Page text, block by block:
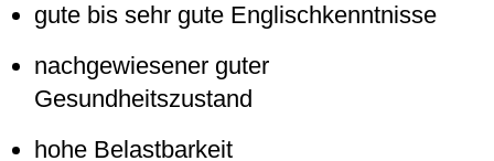
gute bis sehr gute Englischkenntnisse
nachgewiesener guter
Gesundheitszustand
hohe Belastbarkeit